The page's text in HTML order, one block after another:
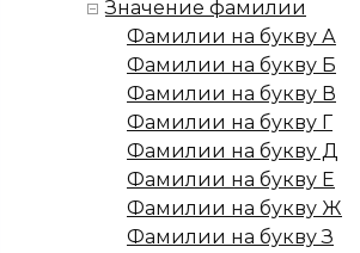
Значение фамилии
Фамилии на букву А
Фамилии на букву Б
Фамилии на букву В
Фамилии на букву Г
Фамилии на букву Д
Фамилии на букву Е
Фамилии на букву Ж
Фамилии на букву З